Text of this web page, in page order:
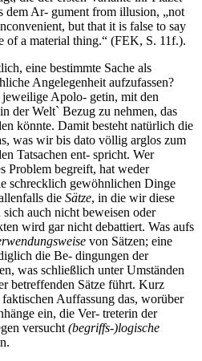
dem Ar- gument from illusion, „not
but that it is false to say
of a material thing.“ (FEK, S. 11f.).
eine bestimmte Sache als
Angelegenheit aufzufassen?
Apolo- getin, mit den
der Welt` Bezug zu nehmen, das
könnte. Damit besteht natürlich die
was wir bis dato völlig arglos zum
Tatsachen ent- spricht. Wer
Problem begreift, hat weder
schrecklich gewöhnlichen Dinge
die Sätze, in die wir diese
auch nicht beweisen oder
wird gar nicht debattiert. Was aufs
von Sätzen; eine
die Be- dingungen der
was schließlich unter Umständen
betreffenden Sätze führt. Kurz
faktischen Auffassung das, worüber
ein, die Ver- treterin der
versucht (begriffs-)logische